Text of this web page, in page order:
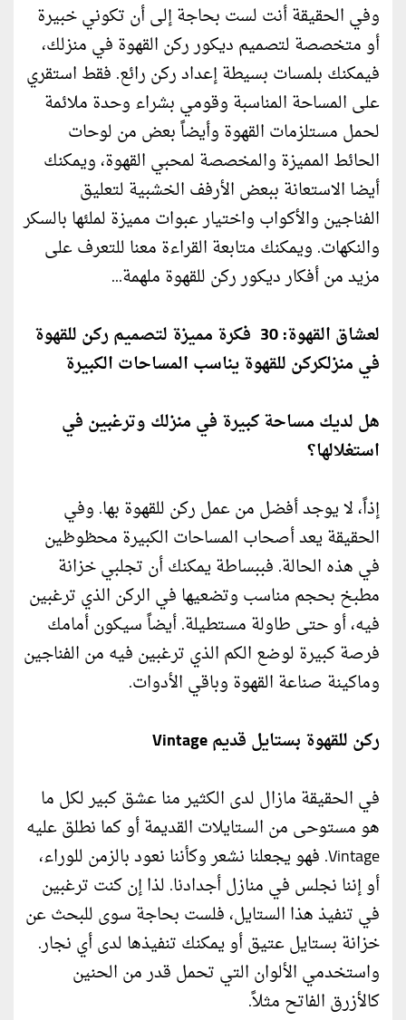
وفي الحقيقة أنت لست بحاجة إلى أن تكوني خبيرة
أو متخصصة لتصميم ديكور ركن القهوة في منزلك،
فيمكنك بلمسات بسيطة إعداد ركن رائع. فقط استقري
على المساحة المناسبة وقومي بشراء وحدة ملائمة
لحمل مستلزمات القهوة وأيضاً بعض من لوحات
الحائط المميزة والمخصصة لمحبي القهوة، ويمكنك
أيضا الاستعانة ببعض الأرفف الخشبية لتعليق
الفناجين والأكواب واختيار عبوات مميزة لملئها بالسكر
والنكهات. ويمكنك متابعة القراءة معنا للتعرف على
مزيد من أفكار ديكور ركن للقهوة ملهمة...
لعشاق القهوة: 30 فكرة مميزة لتصميم ركن للقهوة
في منزلكركن للقهوة يناسب المساحات الكبيرة
هل لديك مساحة كبيرة في منزلك وترغبين في
استغلالها؟
إذاً، لا يوجد أفضل من عمل ركن للقهوة بها. وفي
الحقيقة يعد أصحاب المساحات الكبيرة محظوظين
في هذه الحالة. فببساطة يمكنك أن تجلبي خزانة
مطبخ بحجم مناسب وتضعيها في الركن الذي ترغبين
فيه، أو حتى طاولة مستطيلة. أيضاً سيكون أمامك
فرصة كبيرة لوضع الكم الذي ترغبين فيه من الفناجين
وماكينة صناعة القهوة وباقي الأدوات.
ركن للقهوة بستايل قديم Vintage
في الحقيقة مازال لدى الكثير منا عشق كبير لكل ما
هو مستوحى من الستايلات القديمة أو كما نطلق عليه
Vintage. فهو يجعلنا نشعر وكأننا نعود بالزمن للوراء،
أو إننا نجلس في منازل أجدادنا. لذا إن كنت ترغبين
في تنفيذ هذا الستايل، فلست بحاجة سوى للبحث عن
خزانة بستايل عتيق أو يمكنك تنفيذها لدى أي نجار.
واستخدمي الألوان التي تحمل قدر من الحنين
كالأزرق الفاتح مثلاً.